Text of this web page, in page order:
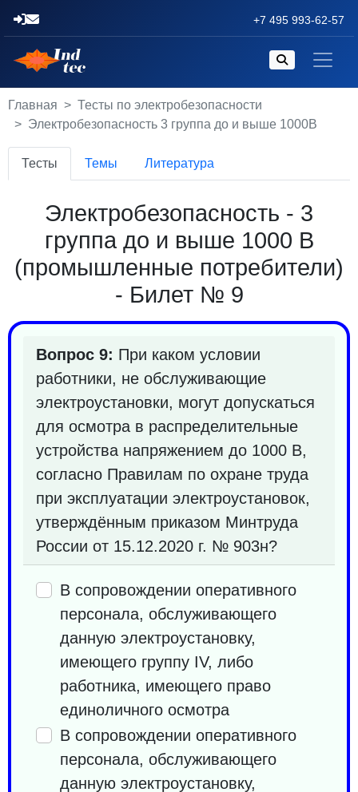
+7 495 993-62-57
Главная
Тесты по электробезопасности
Электробезопасность 3 группа до и выше 1000В
Тесты Темы Литература
Электробезопасность - 3
группа до и выше 1000 В
(промышленные потребители)
- Билет № 9
Вопрос 9: При каком условии
работники, не обслуживающие
электроустановки, могут допускаться
для осмотра в распределительные
устройства напряжением до 1000 В,
согласно Правилам по охране труда
при эксплуатации электроустановок,
утверждённым приказом Минтруда
России от 15.12.2020 г. № 903н?
В сопровождении оперативного
персонала, обслуживающего
данную электроустановку,
имеющего группу IV, либо
работника, имеющего право
единоличного осмотра
В сопровождении оперативного
персонала, обслуживающего
данную электроустановку,